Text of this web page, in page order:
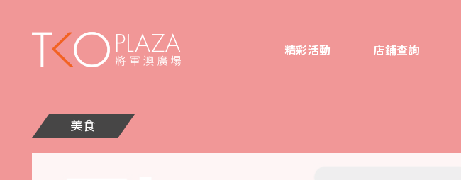
精彩活動 店鋪查詢
美食